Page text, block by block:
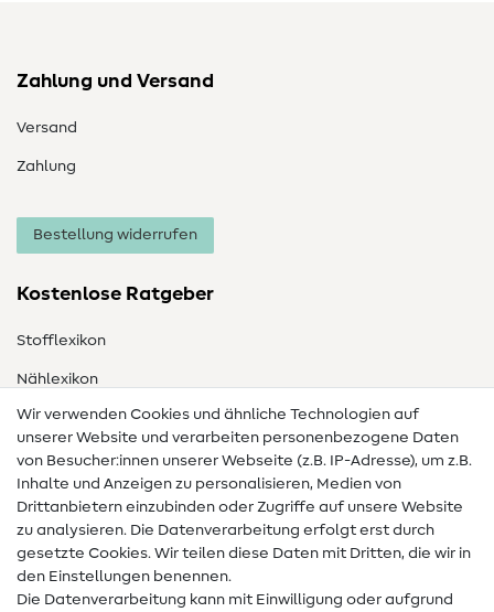
Zahlung und Versand
Versand
Zahlung
Bestellung widerrufen
Kostenlose Ratgeber
Stofflexikon
Nählexikon
Nähanleitungen
Hilfe & Kontakt
Kontakt
Infos zum Betreiberwechsel
FAQ
Wir verwenden Cookies und ähnliche Technologien auf
unserer Website und verarbeiten personenbezogene Daten
von Besucher:innen unserer Webseite (z.B. IP-Adresse), um z.B.
Inhalte und Anzeigen zu personalisieren, Medien von
Drittanbietern einzubinden oder Zugriffe auf unsere Website
zu analysieren. Die Datenverarbeitung erfolgt erst durch
gesetzte Cookies. Wir teilen diese Daten mit Dritten, die wir in
den Einstellungen benennen.
Die Datenverarbeitung kann mit Einwilligung oder aufgrund